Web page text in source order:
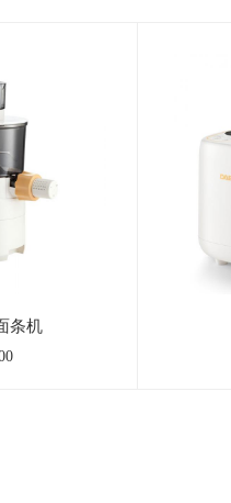
条机